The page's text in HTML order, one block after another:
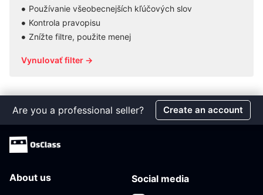
Používanie všeobecnejších kľúčových slov
Kontrola pravopisu
Znížte filtre, použite menej
Vynulovať filter →
Are you a professional seller? Create an account
About us Social media